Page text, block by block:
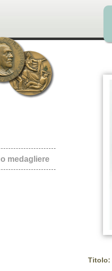
medagliere
Titolo: